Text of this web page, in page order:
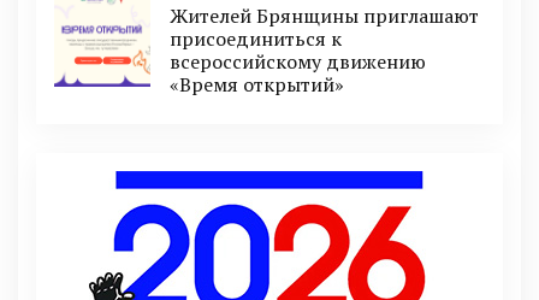
Жителей Брянщины приглашают
присоединиться к
всероссийскому движению
«Время открытий»